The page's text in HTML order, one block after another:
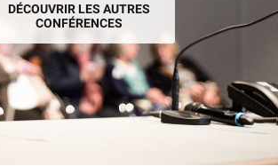
DÉCOUVRIR LES AUTRES
CONFÉRENCES